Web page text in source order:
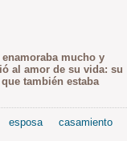
mucho y
al amor de su vida: su
también estaba
esposa casamiento